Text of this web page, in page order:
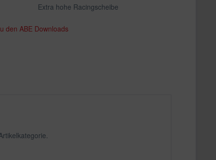
Extra hohe Racingscheibe
den ABE Downloads